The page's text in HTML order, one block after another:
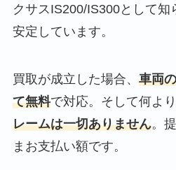
クサスIS200/IS300として知
安定しています。
買取が成立した場合、 車両
て無料で対応。そして何より
レームは一切ありません。
まお支払い額です。